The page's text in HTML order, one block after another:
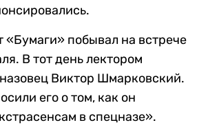
«Бумаги» побывал на встрече
В тот день лектором
Виктор Шмарковский.
его о том, как он
в спецназе».